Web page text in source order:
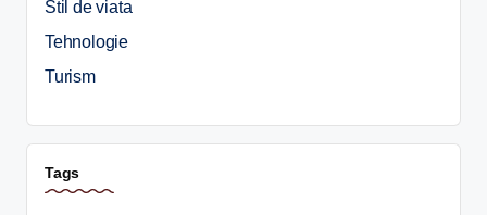
Stil de viata
Tehnologie
Turism
Tags